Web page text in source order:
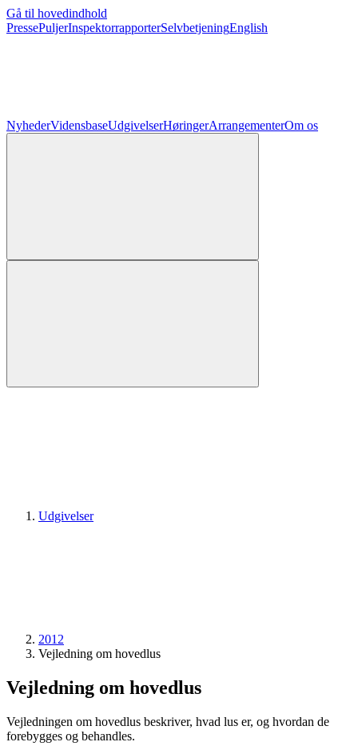
Gå til hovedindhold
PressePuljerInspektorrapporterSelvbetjeningEnglish
NyhederVidensbaseUdgivelserHøringerArrangementerOm os
Udgivelser
2012
Vejledning om hovedlus
Vejledning om hovedlus
Vejledningen om hovedlus beskriver, hvad lus er, og hvordan de
forebygges og behandles.